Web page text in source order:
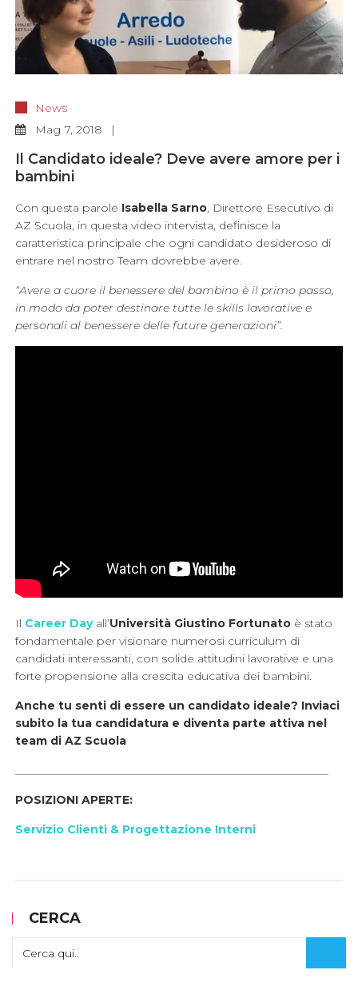
News
Mag 7, 2018
Il Candidato ideale? Deve avere amore per i
bambini
Con questa parole Isabella Sarno , Direttore Esecutivo di
AZ Scuola, in questa video intervista, definisce la
caratteristica principale che ogni candidato desideroso di
entrare nel nostro Team dovrebbe avere.
“Avere a cuore il benessere del bambino è il primo passo,
in modo da poter destinare tutte le skills lavorative e
personali al benessere delle future generazioni”.
Il Career Dayall’Università Giustino Fortunato è stato
fondamentale per visionare numerosi curriculum di
candidati interessanti, con solide attitudini lavorative e una
forte propensione alla crescita educativa dei bambini.
Anche tu senti di essere un candidato ideale? Inviaci
subito la tua candidatura e diventa parte attiva nel
team di AZ Scuola
POSIZIONI APERTE:
Servizio Clienti & Progettazione Interni
CERCA